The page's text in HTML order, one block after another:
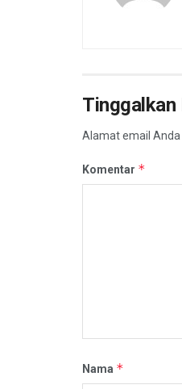
Tinggalkan
Alamat email Anda
Komentar *
Nama *